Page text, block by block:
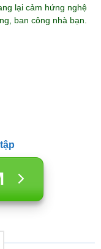
lại cảm hứng nghệ
ban công nhà bạn.